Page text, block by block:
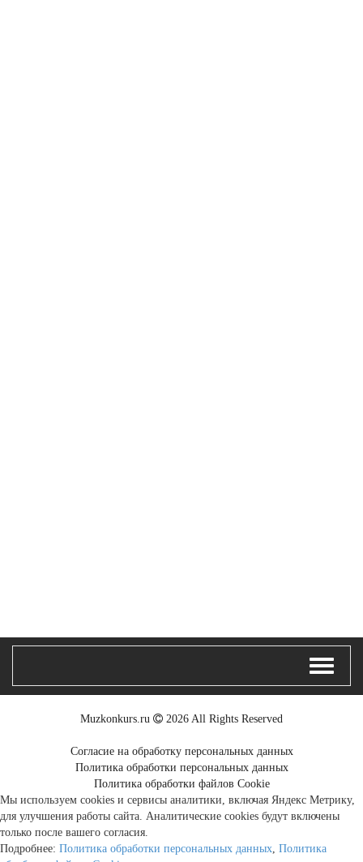
Muzkonkurs.ru 2026 All Rights Reserved
Согласие на обработку персональных данных
Политика обработки персональных данных
Политика обработки файлов Cookie
Мы используем cookies и сервисы аналитики, включая Яндекс Метрику,
для улучшения работы сайта. Аналитические cookies будут включены
только после вашего согласия.
Подробнее: Политика обработки персональных данных Политика